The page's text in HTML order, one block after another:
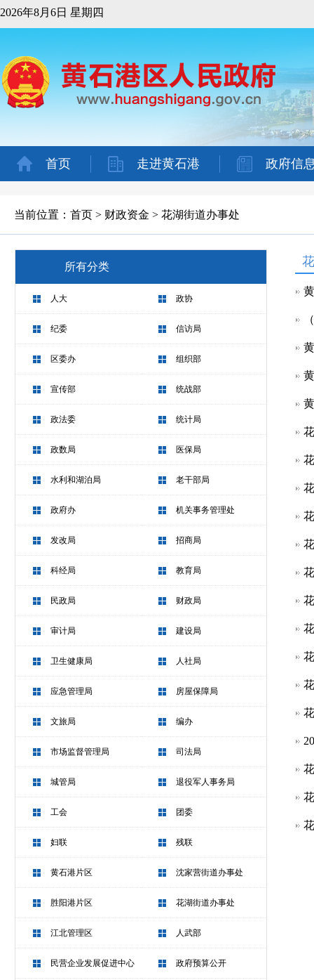
2026年8月6日 星期四
首页 走进黄石港 政府信
当前位置： 首页 > 财政资金 > 花湖街道办事处
所有分类
人大 政协
纪委 信访局
区委办 组织部
宣传部 统战部
政法委 统计局
政数局 医保局
水利和湖泊局 老干部局
政府办 机关事务管理处
发改局 招商局
科经局 教育局
民政局 财政局
审计局 建设局
卫生健康局 人社局
应急管理局 房屋保障局
文旅局 编办
市场监督管理局 司法局
城管局 退役军人事务局
工会 团委
妇联 残联
黄石港片区 沈家营街道办事处
胜阳港片区 花湖街道办事处
江北管理区 人武部
民营企业发展促进中心 政府预算公开